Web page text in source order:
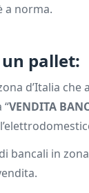
a norma.
pallet:
d’Italia che
“VENDITA
bancali in